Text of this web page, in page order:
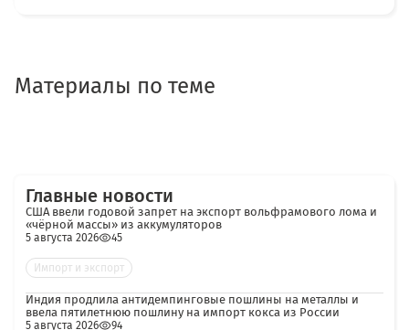
Материалы по теме
Главные новости
США ввели годовой запрет на экспорт вольфрамового лома и
«чёрной массы» из аккумуляторов
5 августа 2026 45
Импорт и экспорт
Индия продлила антидемпинговые пошлины на металлы и
ввела пятилетнюю пошлину на импорт кокса из России
5 августа 2026 94